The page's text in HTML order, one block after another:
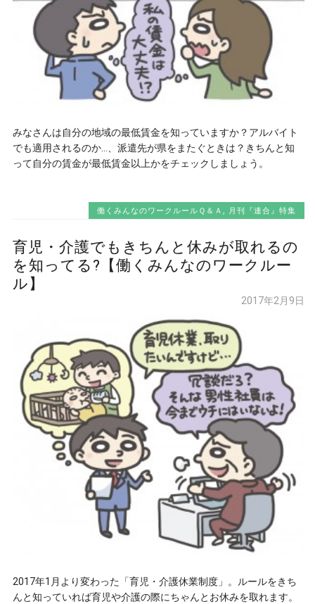
みなさんは自分の地域の最低賃金を知っていますか？アルバイト
でも適用されるのか…、派遣先が県をまたぐときは？きちんと知
って自分の賃金が最低賃金以上かをチェックしましょう。
働くみんなのワークルールＱ＆Ａ , 月刊『連合』特集
育児・介護でもきちんと休みが取れるの
を知ってる?【働くみんなのワークルー
ル】
2017年2月9日
2017年1月より変わった「育児・介護休業制度」。ルールをきち
んと知っていれば育児や介護の際にちゃんとお休みを取れます。